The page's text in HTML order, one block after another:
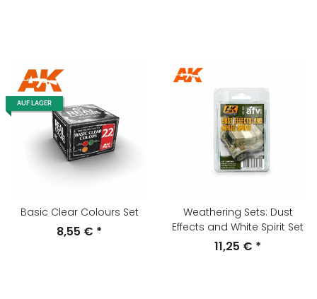
AUF LAGER
Basic Clear Colours Set
8,55 € *
Weathering Sets: Dust
Effects and White Spirit Set
11,25 € *